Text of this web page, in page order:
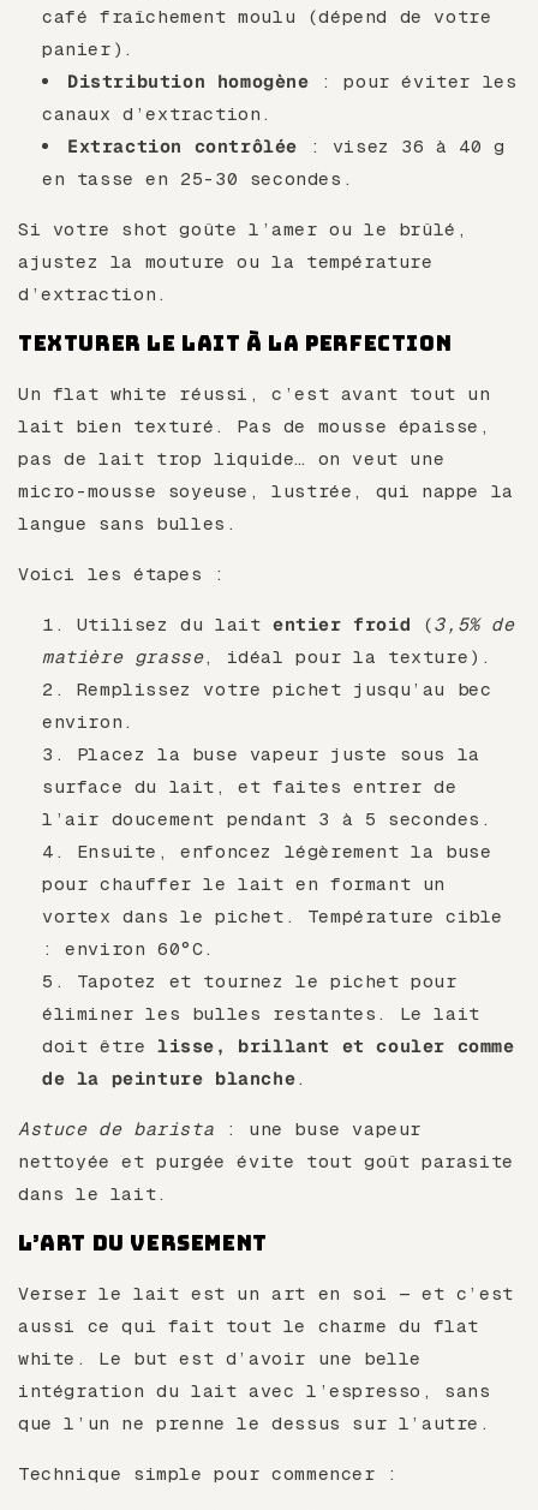
café fraîchement moulu (dépend de votre
panier).
Distribution homogène : pour éviter les
canaux d’extraction.
Extraction contrôlée : visez 36 à 40 g
en tasse en 25-30 secondes.
Si votre shot goûte l’amer ou le brûlé,
ajustez la mouture ou la température
d’extraction.
Texturer le lait à la perfection
Un flat white réussi, c’est avant tout un
lait bien texturé. Pas de mousse épaisse,
pas de lait trop liquide… on veut une
micro-mousse soyeuse, lustrée, qui nappe la
langue sans bulles.
Voici les étapes :
Utilisez du laitentier froid (3,5% de
matière grasse, idéal pour la texture).
Remplissez votre pichet jusqu’au bec
environ.
Placez la buse vapeur juste sous la
surface du lait, et faites entrer de
l’air doucement pendant 3 à 5 secondes.
Ensuite, enfoncez légèrement la buse
pour chauffer le lait en formant un
vortex dans le pichet. Température cible
: environ 60°C.
Tapotez et tournez le pichet pour
éliminer les bulles restantes. Le lait
doit être lisse, brillant et couler comme
de la peinture blanche .
Astuce de barista : une buse vapeur
nettoyée et purgée évite tout goût parasite
dans le lait.
L’art du versement
Verser le lait est un art en soi — et c’est
aussi ce qui fait tout le charme du flat
white. Le but est d’avoir une belle
intégration du lait avec l’espresso, sans
que l’un ne prenne le dessus sur l’autre.
Technique simple pour commencer :